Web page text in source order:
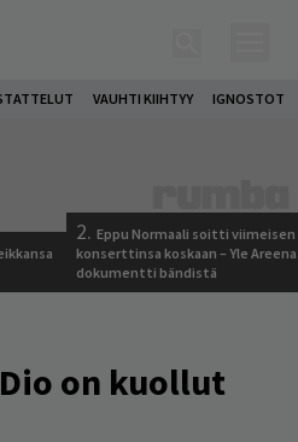
VAUHTI KIIHTYY IGNOSTOT
2. Eppu Normaali soitti viimeisen
konserttinsa koskaan – Yle
dokumentti bändistä
on kuollut